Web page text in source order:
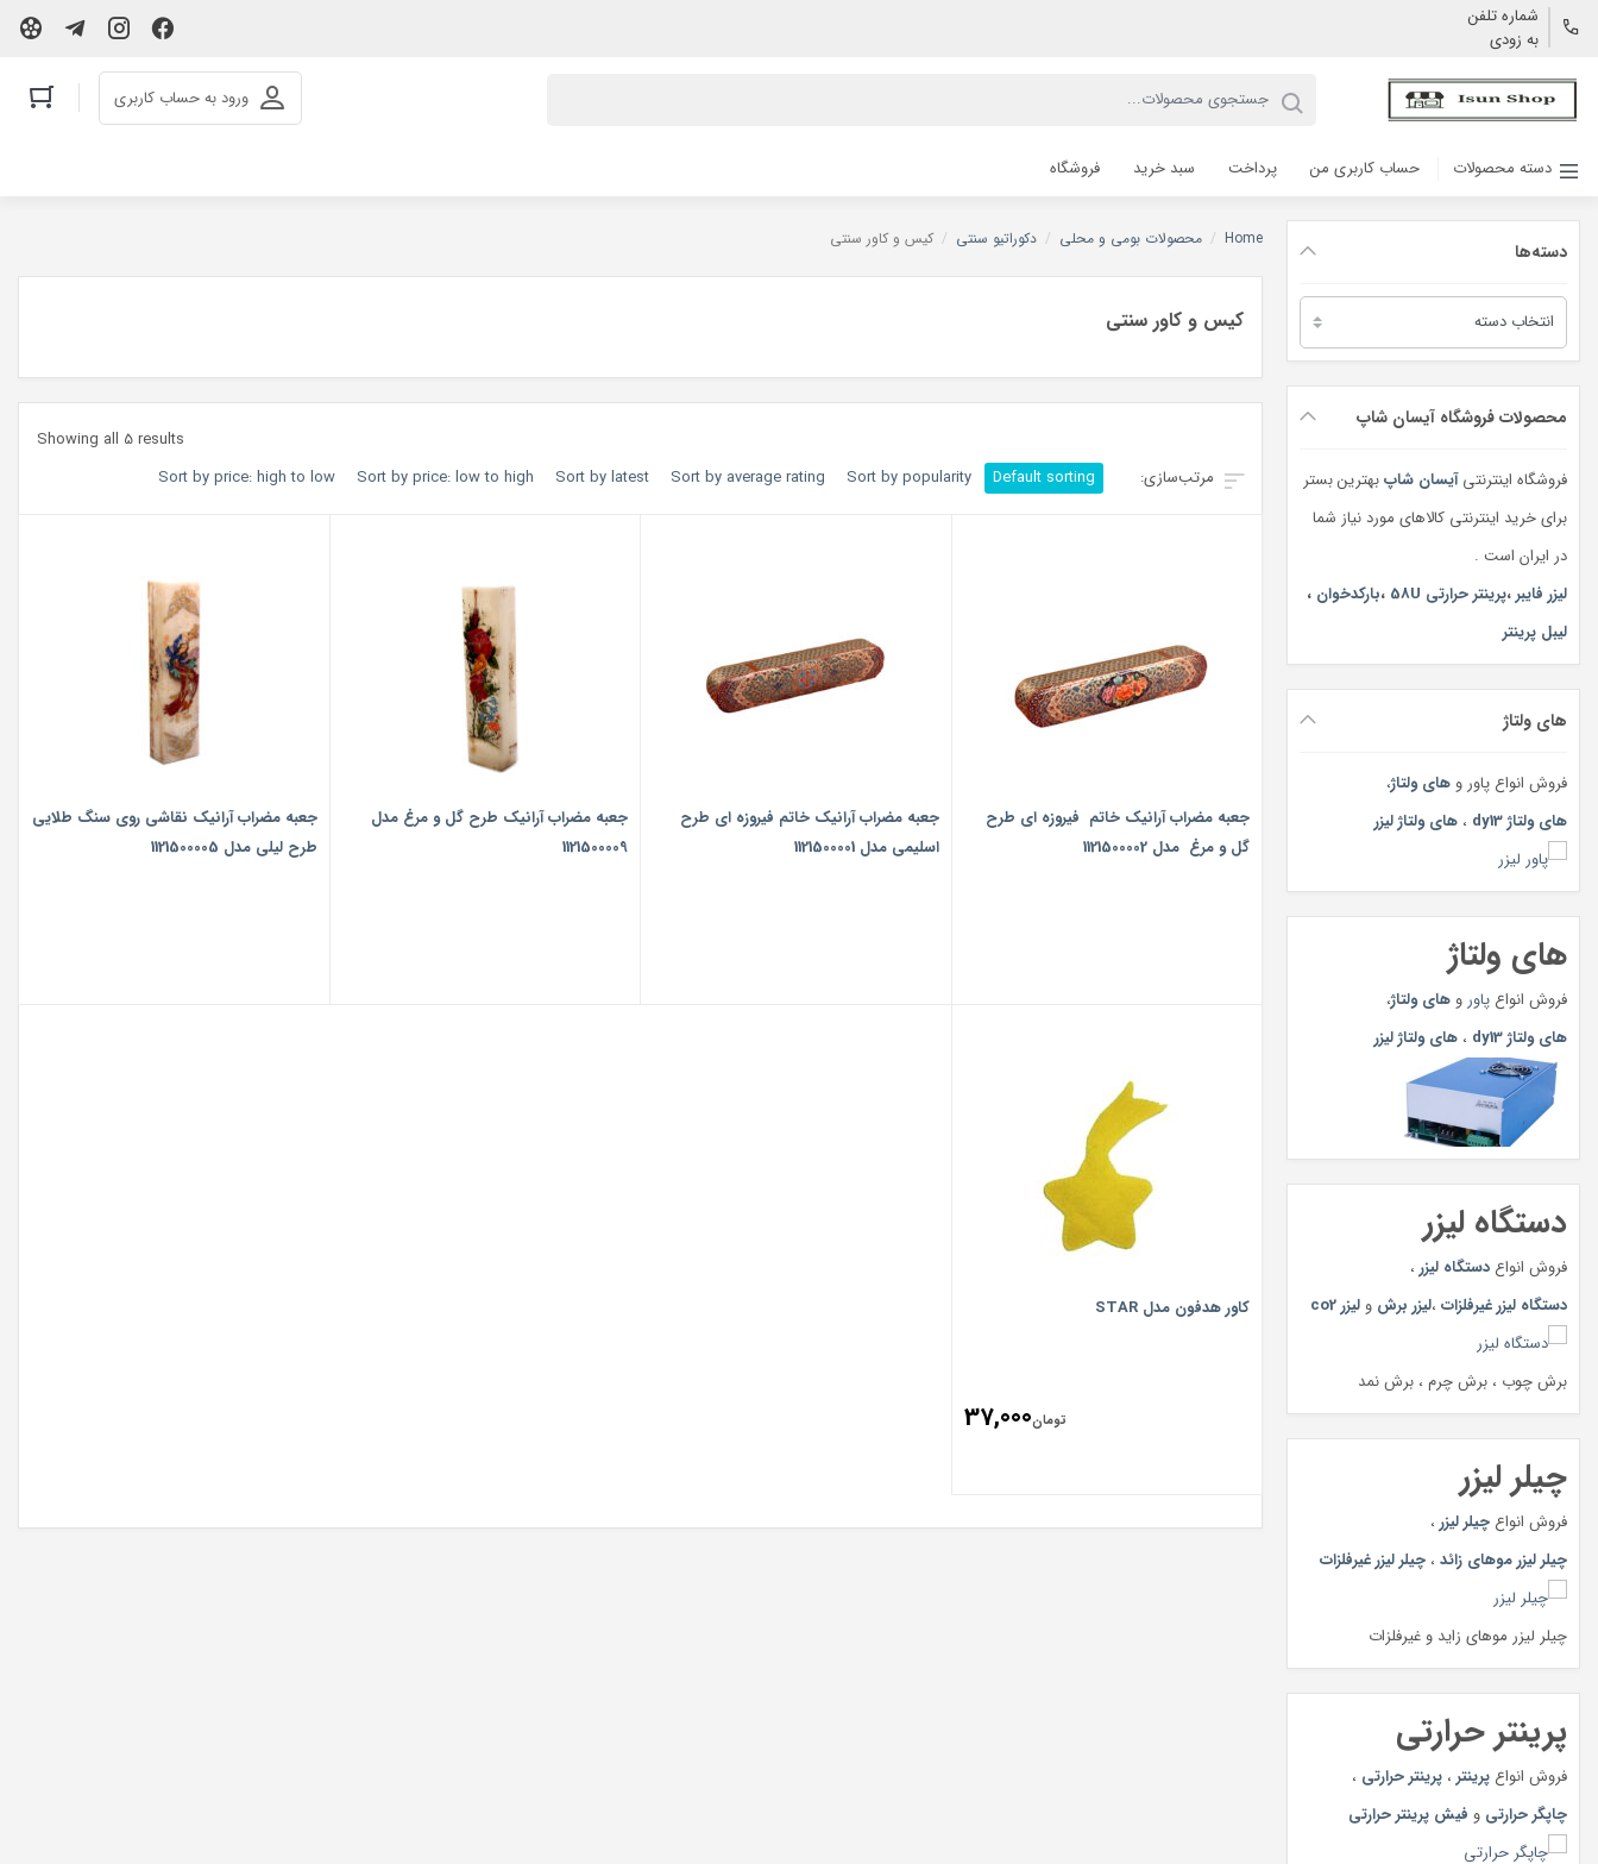
شماره تلفن
به زودی
ورود به حساب کاربری
دسته محصولات حساب کاربری من پرداخت سبد خرید فروشگاه
دسته‌ها
دسته‌ها
محصولات فروشگاه آیسان شاپ
فروشگاه اینترنتیآیسان شاپبهترین بستر
برای خرید اینترنتی کالاهای مورد نیاز شما
در ایران است .
لیزر فایبر،پرینتر حرارتی 58U ،بارکدخوان ،
لیبل پرینتر
های ولتاژ
فروش انواع پاور و های ولتاژ،
های ولتاژ dy13
، های ولتاژ لیزر
های ولتاژ
فروش انواع پاور و های ولتاژ،
های ولتاژ dy13
، های ولتاژ لیزر
دستگاه لیزر
فروش انواع دستگاه لیزر ،
دستگاه لیزر غیرفلزات ،لیزر برش و لیزر co2
برش چوب ، برش چرم ، برش نمد
چیلر لیزر
فروش انواع چیلر لیزر ،
چیلر لیزر موهای زائد ، چیلر لیزر غیرفلزات
چیلر لیزر موهای زاید و غیرفلزات
پرینتر حرارتی
فروش انواع پرینتر ، پرینتر حرارتی ،
چاپگر حرارتی و فیش پرینتر حرارتی
Home
/ محصولات بومی و محلی / دکوراتیو سنتی / کیس و کاور سنتی
کیس و کاور سنتی
Showing all 5 results
Default sorting
Sort by popularity
Sort by average rating
Sort by latest
Sort by price: low to high
Sort by price: high to low
‎اسلیمی‎ ‎‎‎‎‎‎مدل 1121500001
‎جعبه مضراب‏ آرانیک ‎‎طرح‎ ‎گل و مرغ‎‎ ‎‎‎‎‎مدل
1121500009
کاور هدفون مدل STAR
تومان37,000